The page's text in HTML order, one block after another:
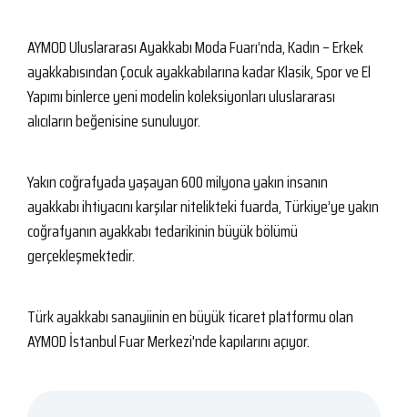
AYMOD Uluslararası Ayakkabı Moda Fuarı’nda, Kadın – Erkek
ayakkabısından Çocuk ayakkabılarına kadar Klasik, Spor ve El
Yapımı binlerce yeni modelin koleksiyonları uluslararası
alıcıların beğenisine sunuluyor.
Yakın coğrafyada yaşayan 600 milyona yakın insanın
ayakkabı ihtiyacını karşılar nitelikteki fuarda, Türkiye’ye yakın
coğrafyanın ayakkabı tedarikinin büyük bölümü
gerçekleşmektedir.
Türk ayakkabı sanayiinin en büyük ticaret platformu olan
AYMOD İstanbul Fuar Merkezi'nde kapılarını açıyor.